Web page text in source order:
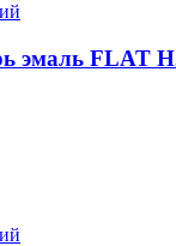
эмаль FLAT